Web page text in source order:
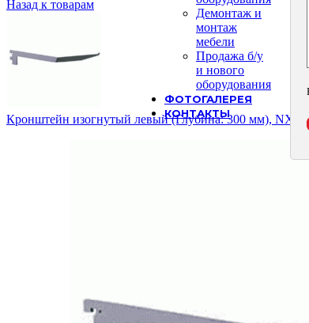
Демонтаж и
монтаж
мебели
Продажа б/у
и нового
оборудования
ФОТОГАЛЕРЕЯ
КОНТАКТЫ
Назад к товарам
Кронштейн изогнутый левый (Глубина: 300 мм), NX-